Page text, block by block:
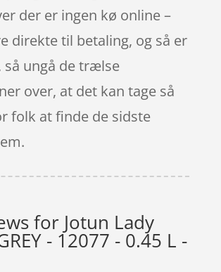
der er ingen kø online –
direkte til betaling, og så er
så ungå de trælse
over, at det kan tage så
folk at finde de sidste
for Jotun Lady
- 12077 - 0.45 L -